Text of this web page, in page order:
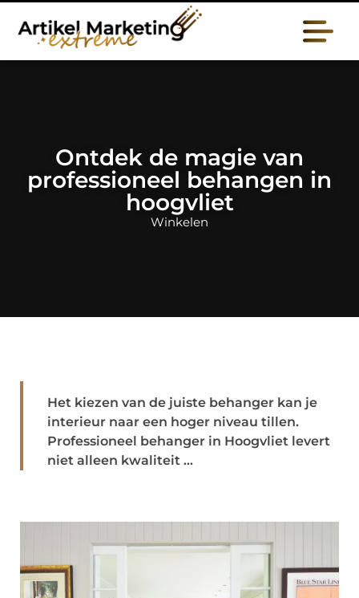
Ontdek de magie van
professioneel behangen in
hoogvliet
Winkelen
Het kiezen van de juiste behanger kan je
interieur naar een hoger niveau tillen.
Professioneel behanger in Hoogvliet levert
niet alleen kwaliteit ...